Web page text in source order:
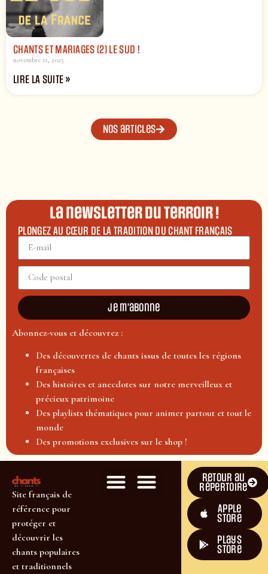
CHANTS ET MARIAGES (2) LE SUD !
novembre 11, 2025
LIRE LA SUITE »
Nos articles
La newsletter du terroir !
PLONGEZ AU CŒUR DE LA TRADITION DU CHANT FRANÇAIS
Je m'abonne
Abonnez-vous et découvrez :
Des découvertes de chants issus de toutes les régions
françaises
Des histoires et anecdotes sur notre merveilleux et
précieux patrimoine
Des playlists thématiques pour animer partout et tout le
monde
Des promotions exclusives sur le shop !
Site français de
référence pour
protéger et
découvrir les
chants populaires
et traditionnels
Retour au
répertoire
Apple
Store
plays
store